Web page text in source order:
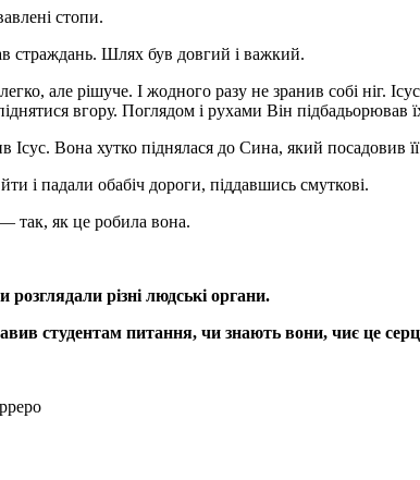
стопи.
страждань. Шлях був довгий і важкий.
але рішуче. І жодного разу не зранив собі ніг.
вгору. Поглядом і рухами Він
Вона хутко піднялася до Сина, який посадовив
і падали обабіч дороги, піддавшись смуткові.
— так, як це робила вона.
розглядали різні людські органи.
студентам питання, чи знають вони, чиє це